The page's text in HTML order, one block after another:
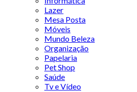
Lazer
Mesa Posta
Móveis
Mundo Beleza
Organização
Papelaria
Pet Shop
Saúde
Tv e Vídeo